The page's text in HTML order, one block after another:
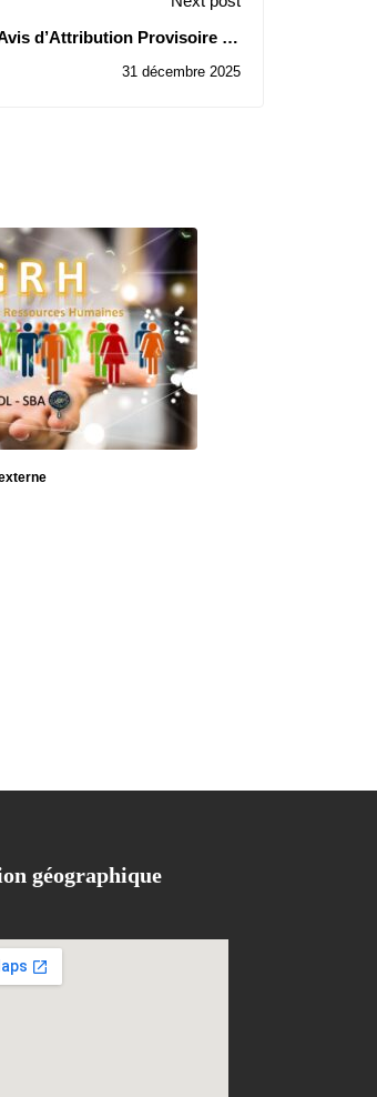
d’Attribution Provisoire de
31 décembre 2025
géographique